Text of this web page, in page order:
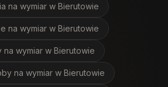
na wymiar w Bierutowie
na wymiar w Bierutowie
na wymiar w Bierutowie
na wymiar w Bierutowie